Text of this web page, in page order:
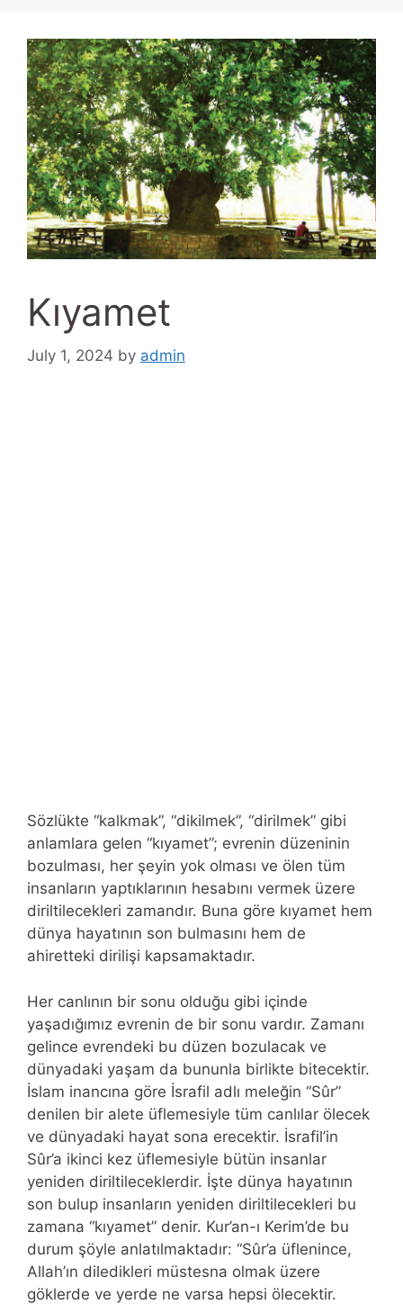
Kıyamet
July 1, 2024 by admin
Sözlükte “kalkmak”, “dikilmek”, “dirilmek” gibi
anlamlara gelen “kıyamet”; evrenin düzeninin
bozulması, her şeyin yok olması ve ölen tüm
insanların yaptıklarının hesabını vermek üzere
diriltilecekleri zamandır. Buna göre kıyamet hem
dünya hayatının son bulmasını hem de
ahiretteki dirilişi kapsamaktadır.
Her canlının bir sonu olduğu gibi içinde
yaşadığımız evrenin de bir sonu vardır. Zamanı
gelince evrendeki bu düzen bozulacak ve
dünyadaki yaşam da bununla birlikte bitecektir.
İslam inancına göre İsrafil adlı meleğin “Sûr”
denilen bir alete üflemesiyle tüm canlılar ölecek
ve dünyadaki hayat sona erecektir. İsrafil’in
Sûr’a ikinci kez üflemesiyle bütün insanlar
yeniden diriltileceklerdir. İşte dünya hayatının
son bulup insanların yeniden diriltilecekleri bu
zamana “kıyamet” denir. Kur’an-ı Kerim’de bu
durum şöyle anlatılmaktadır: “Sûr’a üflenince,
Allah’ın diledikleri müstesna olmak üzere
göklerde ve yerde ne varsa hepsi ölecektir.